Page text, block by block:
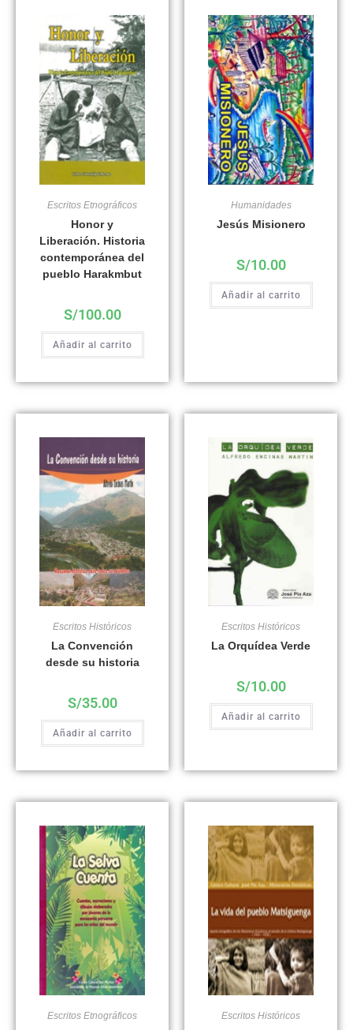
Escritos Etnográficos
Honor y
Liberación. Historia
contemporánea del
pueblo Harakmbut
S/100.00
Añadir al carrito
Humanidades
Jesús Misionero
S/10.00
Añadir al carrito
Escritos Históricos
La Convención
desde su historia
S/35.00
Añadir al carrito
Escritos Históricos
La Orquídea Verde
S/10.00
Añadir al carrito
Escritos Etnográficos Escritos Históricos